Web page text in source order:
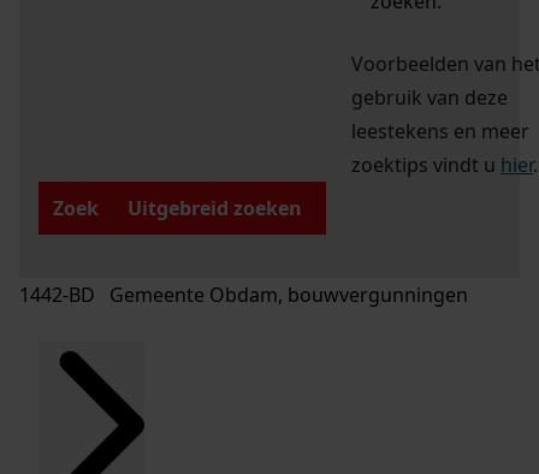
Voorbeelden van
gebruik van deze
leestekens en meer
zoektips vindt u hier.
Zoek
Uitgebreid zoeken
1442-BD Gemeente Obdam, bouwvergunningen